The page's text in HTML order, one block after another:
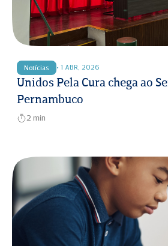
Notícias • 1 ABR, 2026
Unidos Pela Cura chega ao
Pernambuco
2 min